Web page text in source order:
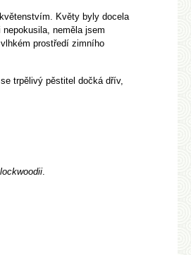
Květy byly docela
neměla jsem
prostředí zimního
trpělivý pěstitel dočká dřív,
.